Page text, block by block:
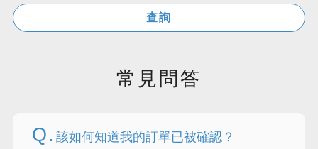
查詢
常見問答
Q. 該如何知道我的訂單已被確認？